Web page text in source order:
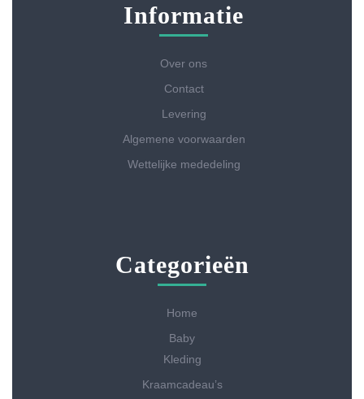
Informatie
Over ons
Contact
Levering
Algemene voorwaarden
Wettelijke mededeling
Categorieën
Home
Baby
Kleding
Kraamcadeau’s